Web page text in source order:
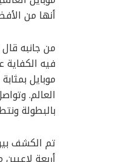
أنها من
من جانبه قال
فيه
موبايل
العالم.
بالبطولة